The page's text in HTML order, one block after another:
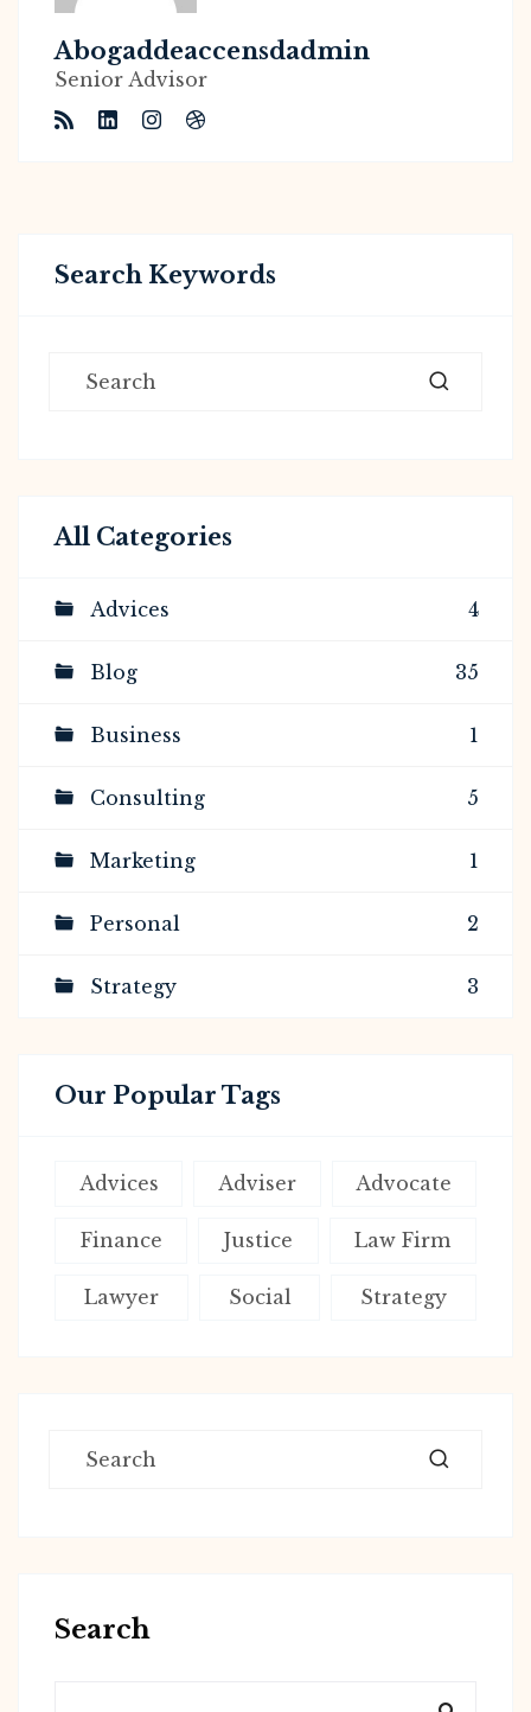
Abogaddeaccensdadmin
Senior Advisor
Search Keywords
All Categories
Advices 4
Blog 35
Business 1
Consulting 5
Marketing 1
Personal 2
Strategy 3
Our Popular Tags
Advices Adviser Advocate
Finance Justice Law Firm
Lawyer Social Strategy
Search